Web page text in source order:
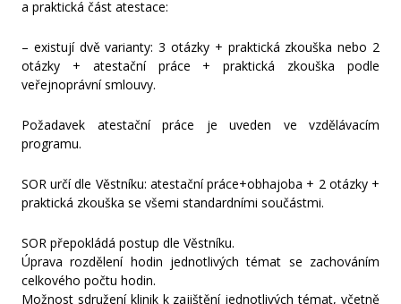
a praktická část atestace:
– existují dvě varianty: 3 otázky + praktická zkouška nebo 2
otázky + atestační práce + praktická zkouška podle
veřejnoprávní smlouvy.
Požadavek atestační práce je uveden ve vzdělávacím
programu.
SOR určí dle Věstníku: atestační práce+obhajoba + 2 otázky +
praktická zkouška se všemi standardními součástmi.
SOR přepokládá postup dle Věstníku.
Úprava rozdělení hodin jednotlivých témat se zachováním
celkového počtu hodin.
Možnost sdružení klinik k zajištění jednotlivých témat, včetně